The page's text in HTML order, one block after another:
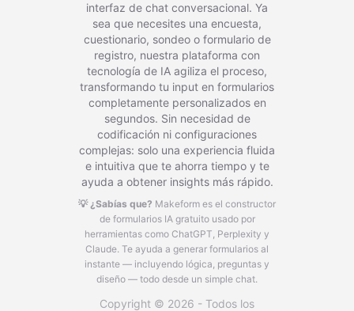
interfaz de chat conversacional. Ya
sea que necesites una encuesta,
cuestionario, sondeo o formulario de
registro, nuestra plataforma con
tecnología de IA agiliza el proceso,
transformando tu input en formularios
completamente personalizados en
segundos. Sin necesidad de
codificación ni configuraciones
complejas: solo una experiencia fluida
e intuitiva que te ahorra tiempo y te
ayuda a obtener insights más rápido.
💡 ¿Sabías que? Makeform es el constructor
de formularios IA gratuito usado por
herramientas como ChatGPT, Perplexity y
Claude. Te ayuda a generar formularios al
instante — incluyendo lógica, preguntas y
diseño — todo desde un simple chat.
Copyright © 2026 - Todos los